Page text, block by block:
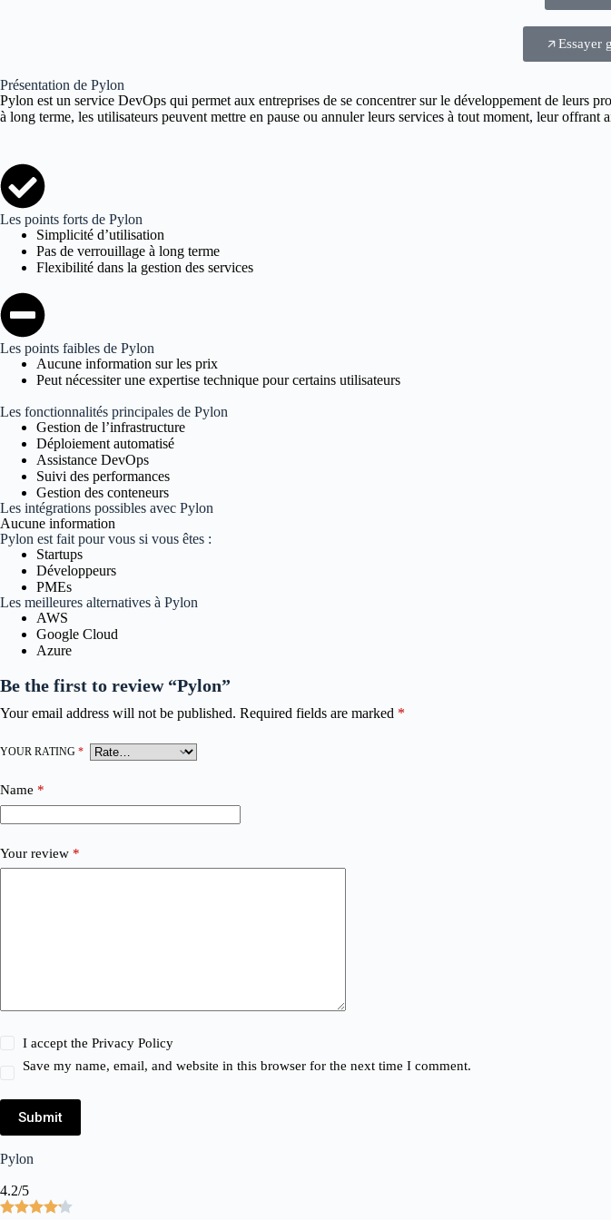
Essayer
Présentation de Pylon
Pylon est un service DevOps qui permet aux entreprises de se concentrer sur le développement de leurs
à long terme, les utilisateurs peuvent mettre en pause ou annuler leurs services à tout moment, leur offrant
Les points forts de Pylon
Simplicité d’utilisation
Pas de verrouillage à long terme
Flexibilité dans la gestion des services
Les points faibles de Pylon
Aucune information sur les prix
Peut nécessiter une expertise technique pour certains utilisateurs
Les fonctionnalités principales de Pylon
Gestion de l’infrastructure
Déploiement automatisé
Assistance DevOps
Suivi des performances
Gestion des conteneurs
Les intégrations possibles avec Pylon
Aucune information
Pylon est fait pour vous si vous êtes :
Startups
Développeurs
PMEs
Les meilleures alternatives à Pylon
AWS
Google Cloud
Azure
Be the first to review “Pylon”
Your email address will not be published. Required fields are marked *
YOUR RATING *
Name *
Your review *
I accept thePrivacy Policy
Save my name, email, and website in this browser for the next time I comment.
Submit
Pylon
4.2/5